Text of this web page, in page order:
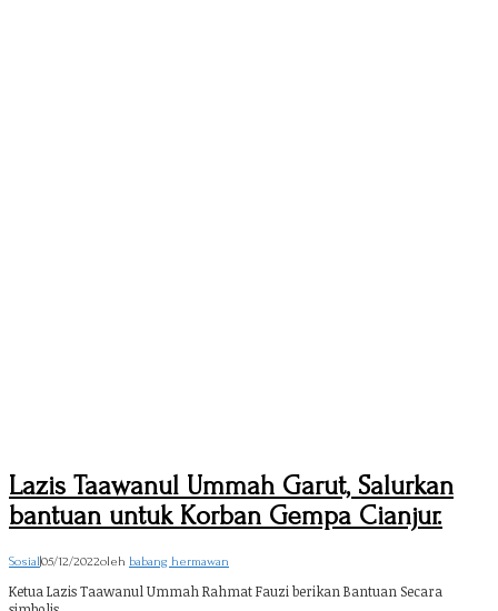
Lazis Taawanul Ummah Garut, Salurkan
bantuan untuk Korban Gempa Cianjur.
Sosial|05/12/2022oleh babang hermawan
Ketua Lazis Taawanul Ummah Rahmat Fauzi berikan Bantuan Secara